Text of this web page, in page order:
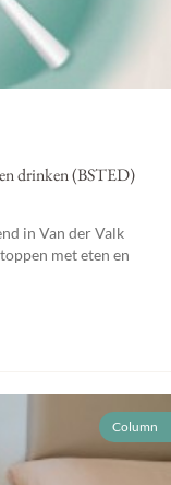
drinken (BSTED)
in Van der Valk
met eten en
Column